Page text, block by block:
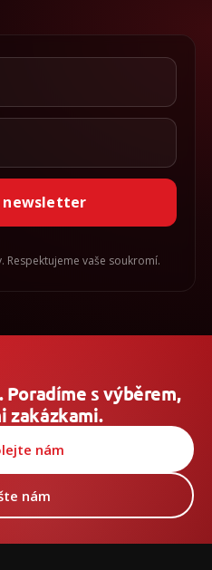
newsletter
Respektujeme vaše soukromí.
s výběrem,
zakázkami.
nám
nám